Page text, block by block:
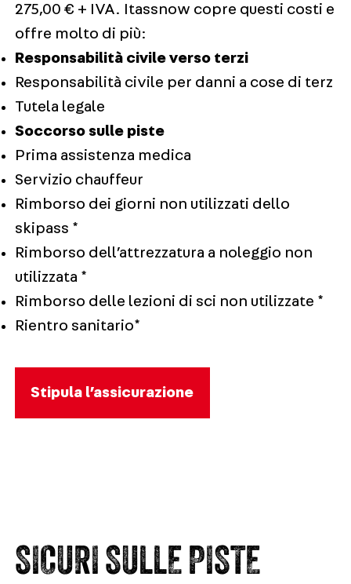
275,00 € + IVA. Itassnow copre questi costi e
offre molto di più:
Responsabilità civile verso terzi
Responsabilità civile per danni a cose di terz
Tutela legale
Soccorso sulle piste
Prima assistenza medica
Servizio chauffeur
Rimborso dei giorni non utilizzati dello
skipass *
Rimborso dell’attrezzatura a noleggio non
utilizzata *
Rimborso delle lezioni di sci non utilizzate *
Rientro sanitario*
Stipula l’assicurazione
SICURI SULLE PISTE